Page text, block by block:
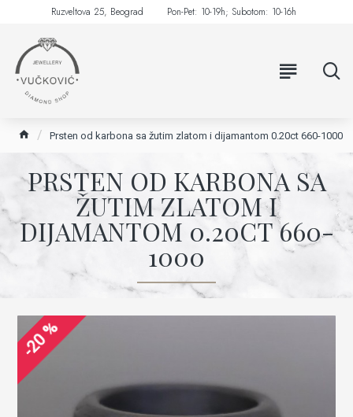
Ruzveltova 25, Beograd Pon-Pet: 10-19h; Subotom: 10-16h
Prsten od karbona sa žutim zlatom i dijamantom 0.20ct 660-1000
PRSTEN OD KARBONA SA
ŽUTIM ZLATOM I
DIJAMANTOM 0.20CT 660-
1000
-20 %